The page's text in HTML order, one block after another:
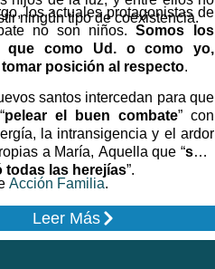
ningún tipo de coexistencia.
los actuales protagonistas de
no son niños. Somos los
como Ud. o como yo,
posición al respecto.
santos intercedan para que
pelear el buen combate” con
la intransigencia y el ardor
a María, Aquella que “sola
todas las herejías”.
Acción Familia.
Leer Más